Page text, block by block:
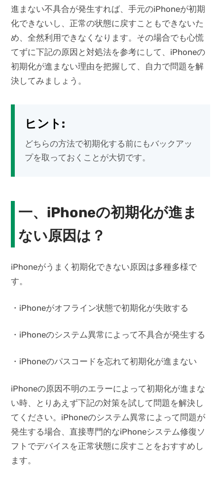
進まない不具合が発生すれば、手元のiPhoneが初期
化できないし、正常の状態に戻すこともできないた
め、全然利用できなくなります。その場合でも心慌
てずに下記の原因と対処法を参考にして、iPhoneの
初期化が進まない理由を把握して、自力で問題を解
決してみましょう。
ヒント:
どちらの方法で初期化する前にもバックアッ
プを取っておくことが大切です。
一、iPhoneの初期化が進ま
ない原因は？
iPhoneがうまく初期化できない原因は多種多様で
す。
・iPhoneがオフライン状態で初期化が失敗する
・iPhoneのシステム異常によって不具合が発生する
・iPhoneのパスコードを忘れて初期化が進まない
iPhoneの原因不明のエラーによって初期化が進まな
い時、とりあえず下記の対策を試して問題を解決し
てください。iPhoneのシステム異常によって問題が
発生する場合、直接専門的なiPhoneシステム修復ソ
フトでデバイスを正常状態に戻すことをおすすめし
ます。